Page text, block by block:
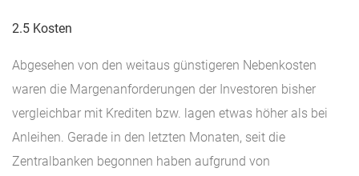
2.5 Kosten
Abgesehen von den weitaus günstigeren Nebenkosten
waren die Margenanforderungen der Investoren bisher
vergleichbar mit Krediten bzw. lagen etwas höher als bei
Anleihen. Gerade in den letzten Monaten, seit die
Zentralbanken begonnen haben aufgrund von